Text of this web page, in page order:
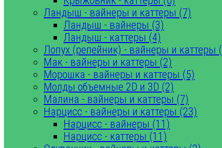
Ландыш - вайнеры и каттеры (7)
Ландыш - вайнеры (3)
Ландыш - каттеры (4)
Лопух (репейник) - вайнеры и каттеры
Мак - вайнеры и каттеры (2)
Морошка - вайнеры и каттеры (5)
Молды объемные 2D и 3D (2)
Малина - вайнеры и каттеры (7)
Нарцисс - вайнеры и каттеры (23)
Нарцисс - вайнеры (11)
Нарцисс - каттеры (11)